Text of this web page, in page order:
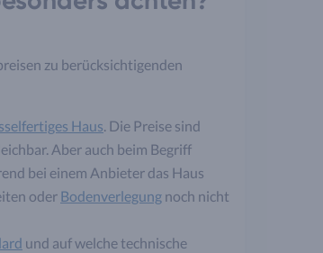
zu berücksichtigenden
Haus. Die Preise sind
Aber auch beim Begriff
bei einem Anbieter das Haus
oder Bodenverlegung noch nicht
und auf welche technische